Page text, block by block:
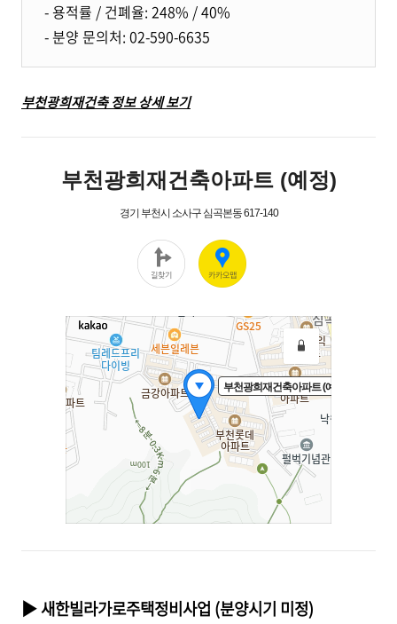
- 용적률 / 건폐율: 248% / 40%
- 분양 문의처: 02-590-6635
부천광희재건축 정보 상세 보기
▶ 새한빌라가로주택정비사업 (분양시기 미정)